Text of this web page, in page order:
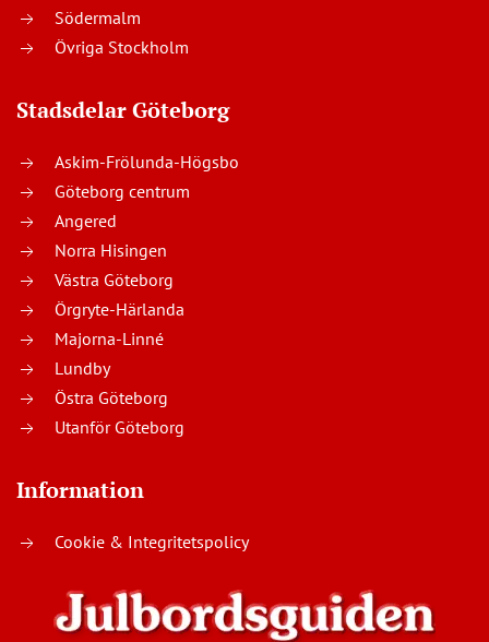
Södermalm
Övriga Stockholm
Stadsdelar Göteborg
Askim-Frölunda-Högsbo
Göteborg centrum
Angered
Norra Hisingen
Västra Göteborg
Örgryte-Härlanda
Majorna-Linné
Lundby
Östra Göteborg
Utanför Göteborg
Information
Cookie & Integritetspolicy